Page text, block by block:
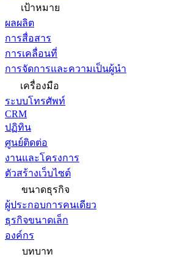
เป้าหมาย
ผลผลิต
การสื่อสาร
การเคลื่อนที่
การจัดการและความเป็นผู้นำ
เครื่องมือ
ระบบโทรศัพท์
CRM
ปฏิทิน
ศูนย์ติดต่อ
งานและโครงการ
ตัวสร้างเว็บไซต์
ขนาดธุรกิจ
ผู้ประกอบการคนเดียว
ธุรกิจขนาดเล็ก
องค์กร
บทบาท